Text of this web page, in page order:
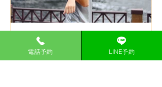
四十肩・五十肩と猫背・巻
き肩の関係とは
電話予約 LINE予約